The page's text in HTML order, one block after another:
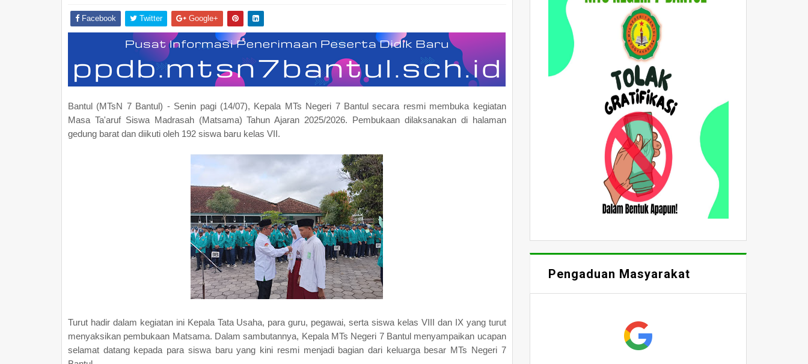
Facebook Twitter Google+
Bantul (MTsN 7 Bantul) - Senin pagi (14/07), Kepala MTs Negeri 7 Bantul secara resmi membuka kegiatan
Masa Ta'aruf Siswa Madrasah (Matsama) Tahun Ajaran 2025/2026. Pembukaan dilaksanakan di halaman
gedung barat dan diikuti oleh 192 siswa baru kelas VII.
Turut hadir dalam kegiatan ini Kepala Tata Usaha, para guru, pegawai, serta siswa kelas VIII dan IX yang turut
menyaksikan pembukaan Matsama. Dalam sambutannya, Kepala MTs Negeri 7 Bantul menyampaikan ucapan
selamat datang kepada para siswa baru yang kini resmi menjadi bagian dari keluarga besar MTs Negeri 7
Pengaduan Masyarakat